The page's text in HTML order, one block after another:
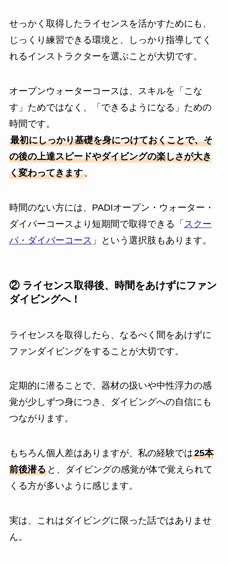
せっかく取得したライセンスを活かすためにも、
じっくり練習できる環境と、しっかり指導してく
れるインストラクターを選ぶことが大切です。
オープンウォーターコースは、スキルを「こな
す」ためではなく、「できるようになる」ための
時間です。
最初にしっかり基礎を身につけておくことで、そ
の後の上達スピードやダイビングの楽しさが大き
く変わってきます。
時間のない方には、PADIオープン・ウォーター・
ダイバーコースより短期間で取得できる「 スクー
バ・ダイバーコース 」という選択肢もあります。
② ライセンス取得後、時間をあけずにファン
ダイビングへ！
ライセンスを取得したら、なるべく間をあけずに
ファンダイビングをすることが大切です。
定期的に潜ることで、器材の扱いや中性浮力の感
覚が少しずつ身につき、ダイビングへの自信にも
つながります。
もちろん個人差はありますが、私の経験では25本
前後潜ると、ダイビングの感覚が体で覚えられて
くる方が多いように感じます。
実は、これはダイビングに限った話ではありませ
ん。